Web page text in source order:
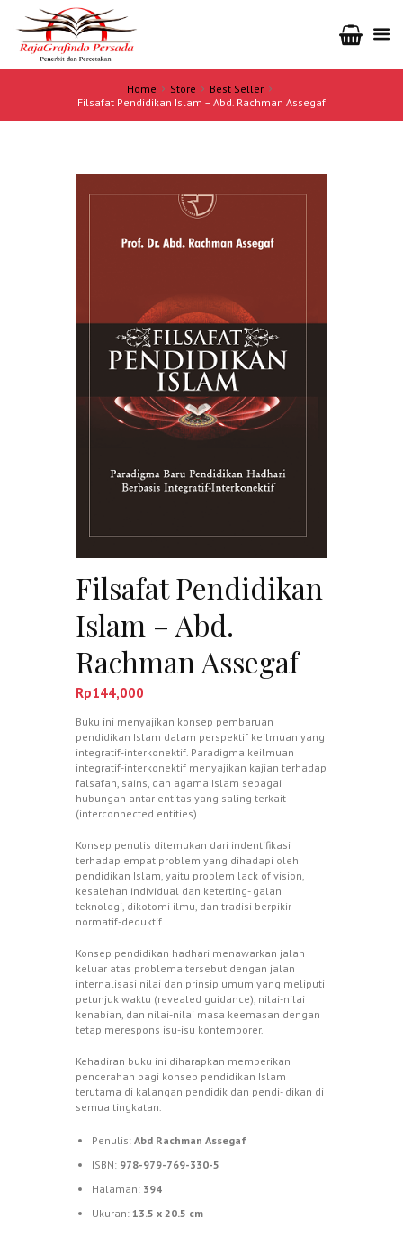
Home Store
Best Seller
Filsafat Pendidikan Islam – Abd. Rachman Assegaf
Filsafat Pendidikan
Islam – Abd.
Rachman Assegaf
Rp144,000
Buku ini menyajikan konsep pembaruan
pendidikan Islam dalam perspektif keilmuan yang
integratif-interkonektif. Paradigma keilmuan
integratif-interkonektif menyajikan kajian terhadap
falsafah, sains, dan agama Islam sebagai
hubungan antar entitas yang saling terkait
(interconnected entities).
Konsep penulis ditemukan dari indentifikasi
terhadap empat problem yang dihadapi oleh
pendidikan Islam, yaitu problem lack of vision,
kesalehan individual dan keterting- galan
teknologi, dikotomi ilmu, dan tradisi berpikir
normatif-deduktif.
Konsep pendidikan hadhari menawarkan jalan
keluar atas problema tersebut dengan jalan
internalisasi nilai dan prinsip umum yang meliputi
petunjuk waktu (revealed guidance), nilai-nilai
kenabian, dan nilai-nilai masa keemasan dengan
tetap merespons isu-isu kontemporer.
Kehadiran buku ini diharapkan memberikan
pencerahan bagi konsep pendidikan Islam
terutama di kalangan pendidik dan pendi- dikan di
semua tingkatan.
Penulis: Abd Rachman Assegaf
ISBN: 978-979-769-330-5
Halaman: 394
Ukuran: 13.5 x 20.5 cm